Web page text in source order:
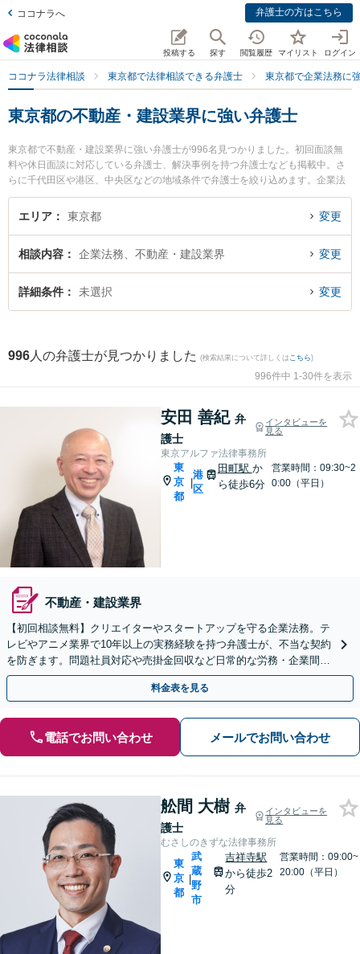
ココナラへ 弁護士の方はこちら
投稿する 探す 閲覧履歴 マイリスト ログイン
ココナラ法律相談 東京都で法律相談できる弁護士 東京都で企業法務に
東京都の不動産・建設業界に強い弁護士
東京都で不動産・建設業界に強い弁護士が996名見つかりました。初回面談無
料や休日面談に対応している弁護士、解決事例を持つ弁護士なども掲載中。さ
らに千代田区や港区、中央区などの地域条件で弁護士を絞り込めます。企業法
務に関係する顧問弁護士契約や契約書作成・リーガルチェック、雇用契約書・
就業規則作成等の細かな分野での絞り込み検索もでき便利です。特に東京アル
強みなどが注目されています。『東京都で土日や夜間に発生した不動産・建設
業界のトラブルを今すぐに弁護士に相談したい』『不動産・建設業界のトラブ
ル解決の実績豊富な近くの弁護士を検索したい』『初回相談無料で不動産・建
エリア 東京都 変更
相談内容 企業法務、不動産・建設業界 変更
詳細条件 未選択 変更
996 人の弁護士が見つかりました (検索結果について詳しくは こちら)
996件中 1-30件を表示
安田 善紀 弁
護士
インタビューを
見る
東京アルファ法律事務所
東
京
都
|
港
区
田町駅 か
ら徒歩6分
営業時間：09:30~2
0:00（平日）
不動産・建設業界
【初回相談無料】クリエイターやスタートアップを守る企業法務。テ
レビやアニメ業界で10年以上の実務経験を持つ弁護士が、不当な契約
を防ぎます。問題社員対応や売掛金回収など日常的な労務・企業間ト
ラブルもお任せを。全国対応のWeb面談を実施中です。
料金表を見る
電話でお問い合わせ メールでお問い合わせ
舩間 大樹 弁
護士
インタビューを
見る
むさしのきずな法律事務所
東
京
都
|
武
蔵
野
市
吉祥寺駅
から徒歩2
分
営業時間：09:00~
20:00（平日）